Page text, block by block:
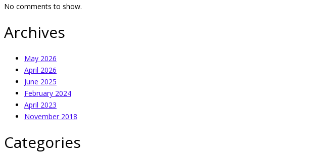
No comments to show.
Archives
May 2026
April 2026
June 2025
February 2024
April 2023
November 2018
Categories